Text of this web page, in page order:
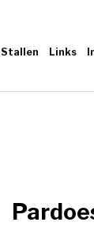
Stallen Links